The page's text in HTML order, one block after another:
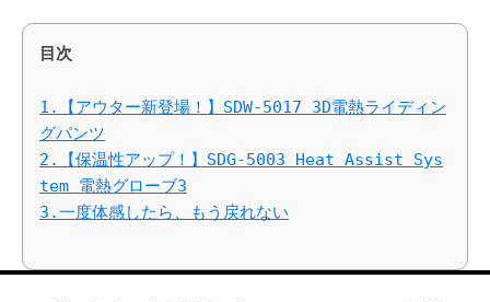
目次
1.【アウター新登場！】SDW-5017 3D電熱ライディン
グパンツ
2.【保温性アップ！】SDG-5003 Heat Assist Sys
tem 電熱グローブ3
3.一度体感したら、もう戻れない